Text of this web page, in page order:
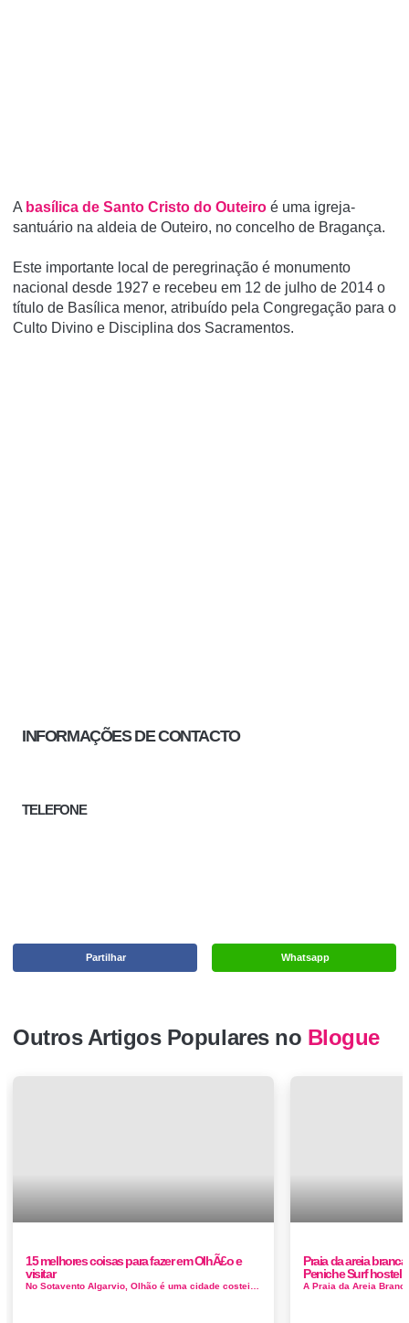
A basí­lica de Santo Cristo do Outeiro é uma igreja-
santuário na aldeia de Outeiro, no concelho de Bragança.
Este importante local de peregrinação é monumento
nacional desde 1927 e recebeu em 12 de julho de 2014 o
tí­tulo de Basí­lica menor, atribuí­do pela Congregação para o
Culto Divino e Disciplina dos Sacramentos.
INFORMAÇÕES DE CONTACTO
TELEFONE
Whatsapp
Partilhar
Outros Artigos Populares no Blogue
15 melhores coisas para fazer em OlhÃ£o e
visitar
No Sotavento Algarvio, Olhão é uma cidade costeira na lagoa da Ria Formasa. Apesar do cenário fenomenal, apenas recentemente...
Praia da areia
Peniche Surf hostel